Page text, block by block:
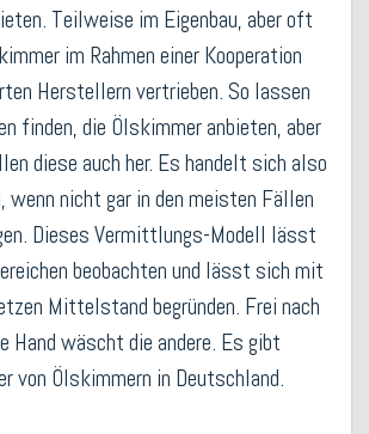
Teilweise im Eigenbau, aber oft
im Rahmen einer Kooperation
Herstellern vertrieben. So lassen
finden, die Ölskimmer anbieten, aber
diese auch her. Es handelt sich also
wenn nicht gar in den meisten Fällen
Dieses Vermittlungs-Modell lässt
beobachten und lässt sich mit
Mittelstand begründen. Frei nach
Hand wäscht die andere. Es gibt
von Ölskimmern in Deutschland.